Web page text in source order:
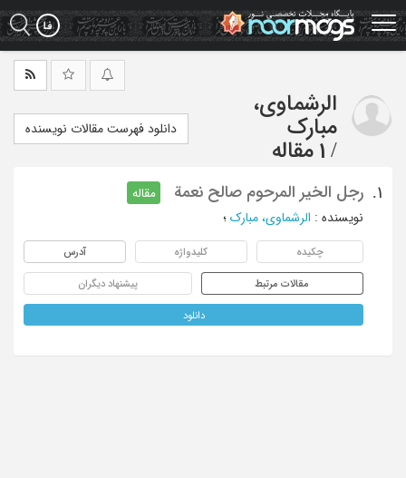
Skip
to
main
الرشماوی،
مبارک
/ 1 مقاله
دانلود فهرست مقالات نویسنده
1. رجل الخیر المرحوم صالح نعمة
مقاله
نویسنده : الرشماوی، مبارک ؛
چکیده کلیدواژه آدرس
مقالات مرتبط پیشنهاد دیگران
دانلود